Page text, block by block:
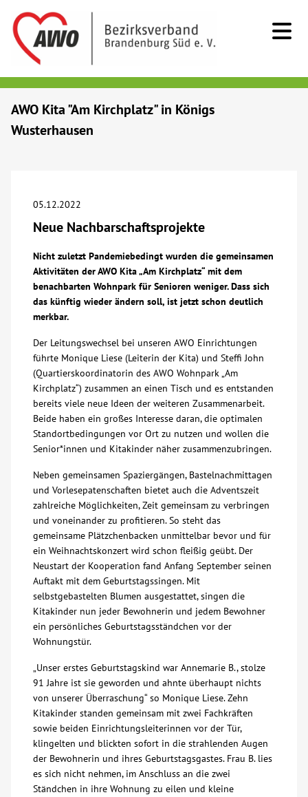
Senioren
Begegnung
Bildung
Veranstaltungen
Spenden
Mitmachen
Karriere
Ausbildung
Glossar
Suche
Kontakt
AWO BB Süd
AWO Kita "Am Kirchplatz" in Königs
Wusterhausen
05.12.2022
Neue Nachbarschaftsprojekte
Nicht zuletzt Pandemiebedingt wurden die gemeinsamen
Aktivitäten der AWO Kita „Am Kirchplatz“ mit dem
benachbarten Wohnpark für Senioren weniger. Dass sich
das künftig wieder ändern soll, ist jetzt schon deutlich
merkbar.
Der Leitungswechsel bei unseren AWO Einrichtungen
führte Monique Liese (Leiterin der Kita) und Steffi John
(Quartierskoordinatorin des AWO Wohnpark „Am
Kirchplatz“) zusammen an einen Tisch und es entstanden
bereits viele neue Ideen der weiteren Zusammenarbeit.
Beide haben ein großes Interesse daran, die optimalen
Standortbedingungen vor Ort zu nutzen und wollen die
Senior*innen und Kitakinder näher zusammenzubringen.
Neben gemeinsamen Spaziergängen, Bastelnachmittagen
und Vorlesepatenschaften bietet auch die Adventszeit
zahlreiche Möglichkeiten, Zeit gemeinsam zu verbringen
und voneinander zu profitieren. So steht das
gemeinsame Plätzchenbacken unmittelbar bevor und für
ein Weihnachtskonzert wird schon fleißig geübt. Der
Neustart der Kooperation fand Anfang September seinen
Auftakt mit dem Geburtstagssingen. Mit
selbstgebastelten Blumen ausgestattet, singen die
Kitakinder nun jeder Bewohnerin und jedem Bewohner
ein persönliches Geburtstagsständchen vor der
Wohnungstür.
„Unser erstes Geburtstagskind war Annemarie B., stolze
91 Jahre ist sie geworden und ahnte überhaupt nichts
von unserer Überraschung“ so Monique Liese. Zehn
Kitakinder standen gemeinsam mit zwei Fachkräften
sowie beiden Einrichtungsleiterinnen vor der Tür,
klingelten und blickten sofort in die strahlenden Augen
der Bewohnerin und ihres Geburtstagsgastes. Frau B. lies
es sich nicht nehmen, im Anschluss an die zwei
Ständchen in ihre Wohnung zu eilen und kleine